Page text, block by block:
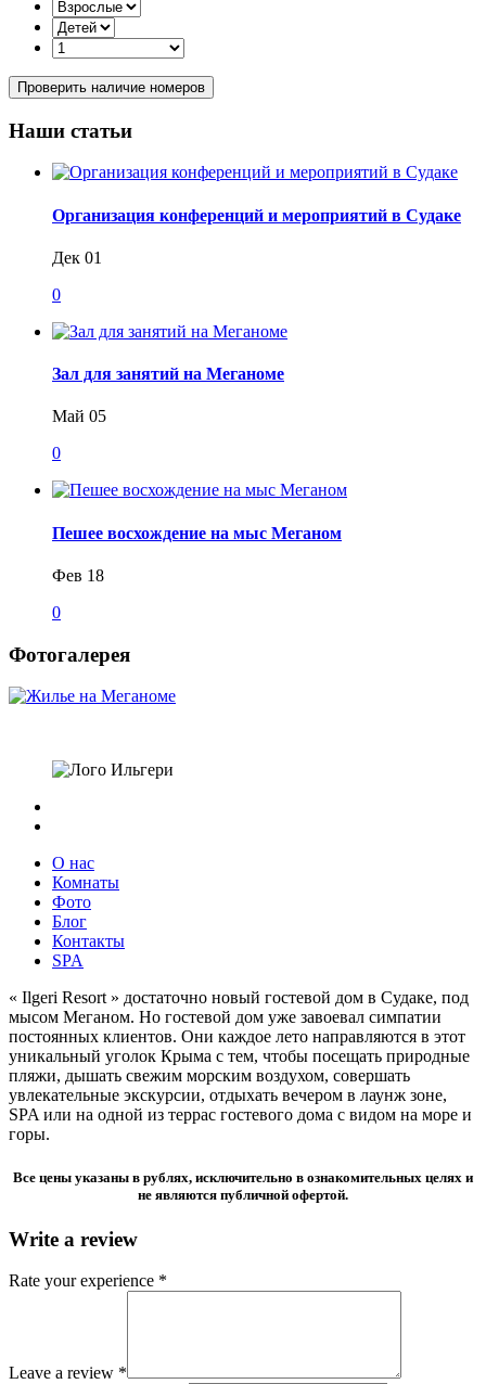
Проверить наличие номеров
Наши статьи
Организация конференций и мероприятий в Судаке
Дек 01
0
Зал для занятий на Меганоме
Май 05
0
Пешее восхождение на мыс Меганом
Фев 18
0
Фотогалерея
О нас
Комнаты
Фото
Блог
Контакты
SPA
« Ilgeri Resort » достаточно новый гостевой дом в Судаке, под
мысом Меганом. Но гостевой дом уже завоевал симпатии
постоянных клиентов. Они каждое лето направляются в этот
уникальный уголок Крыма с тем, чтобы посещать природные
пляжи, дышать свежим морским воздухом, совершать
увлекательные экскурсии, отдыхать вечером в лаунж зоне,
SPA или на одной из террас гостевого дома с видом на море и
горы.
Все цены указаны в рублях, исключительно в ознакомительных целях и
не являются публичной офертой.
Write a review
Rate your experience *
Leave a review *